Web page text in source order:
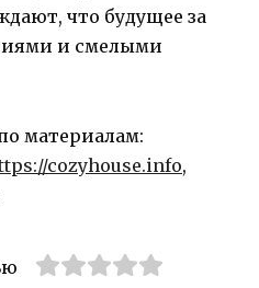
что будущее за
и смелыми
материалам:
cozyhouse.info,